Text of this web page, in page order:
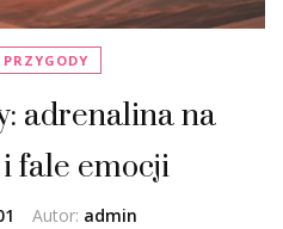
adrenalina na
fale emocji
Autor: admin